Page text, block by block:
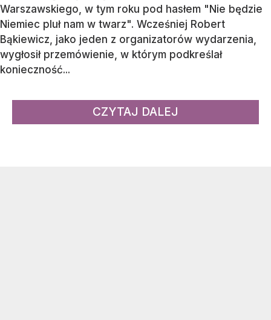
Warszawskiego, w tym roku pod hasłem "Nie będzie
Niemiec pluł nam w twarz". Wcześniej Robert
Bąkiewicz, jako jeden z organizatorów wydarzenia,
wygłosił przemówienie, w którym podkreślał
konieczność...
CZYTAJ DALEJ